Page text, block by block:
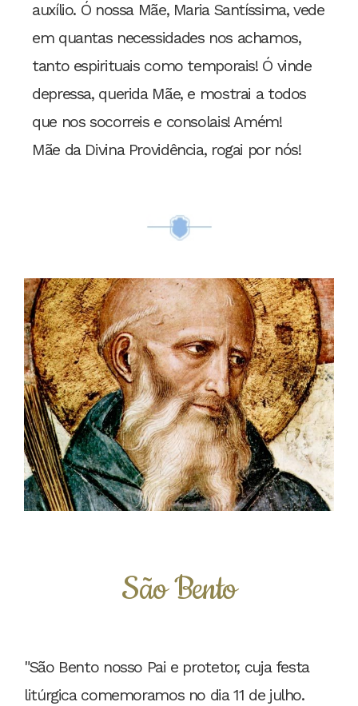
auxílio. Ó nossa Mãe, Maria Santíssima, vede
em quantas necessidades nos achamos,
tanto espirituais como temporais! Ó vinde
depressa, querida Mãe, e mostrai a todos
que nos socorreis e consolais! Amém!
Mãe da Divina Providência, rogai por nós!
São Bento
"São Bento nosso Pai e protetor, cuja festa
litúrgica comemoramos no dia 11 de julho.